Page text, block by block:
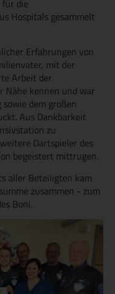
für die
Hospitals gesammelt
Erfahrungen von
mit der
Arbeit der
Nähe kennen und war
dem großen
Aus Dankbarkeit
zu
Dartspieler des
begeistert mittrugen.
aller Beteiligten kam
zusammen - zum
Boni.